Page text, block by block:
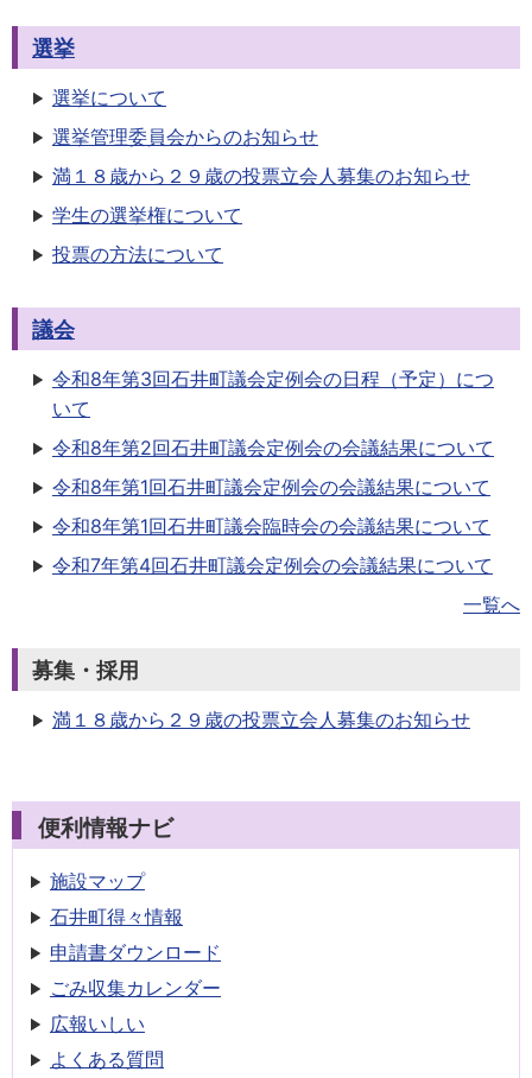
選挙
選挙について
選挙管理委員会からのお知らせ
満１８歳から２９歳の投票立会人募集のお知らせ
学生の選挙権について
投票の方法について
議会
令和8年第3回石井町議会定例会の日程（予定）につ
いて
令和8年第2回石井町議会定例会の会議結果について
令和8年第1回石井町議会定例会の会議結果について
令和8年第1回石井町議会臨時会の会議結果について
令和7年第4回石井町議会定例会の会議結果について
一覧へ
募集・採用
満１８歳から２９歳の投票立会人募集のお知らせ
便利情報ナビ
施設マップ
石井町得々情報
申請書ダウンロード
ごみ収集カレンダー
広報いしい
よくある質問